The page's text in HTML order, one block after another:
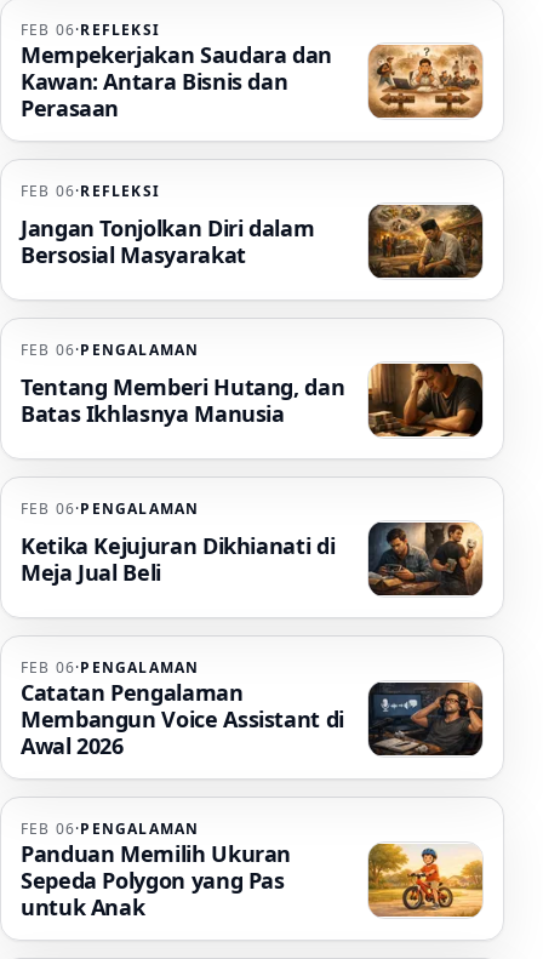
FEB 06·REFLEKSI
Mempekerjakan Saudara dan
Kawan: Antara Bisnis dan
Perasaan
FEB 06·REFLEKSI
Jangan Tonjolkan Diri dalam
Bersosial Masyarakat
FEB 06·PENGALAMAN
Tentang Memberi Hutang, dan
Batas Ikhlasnya Manusia
FEB 06·PENGALAMAN
Ketika Kejujuran Dikhianati di
Meja Jual Beli
FEB 06·PENGALAMAN
Catatan Pengalaman
Membangun Voice Assistant di
Awal 2026
FEB 06·PENGALAMAN
Panduan Memilih Ukuran
Sepeda Polygon yang Pas
untuk Anak